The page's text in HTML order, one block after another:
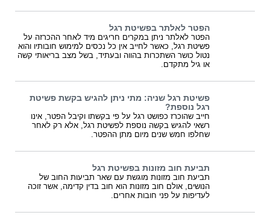
הפטר לאלתר בפשיטת רגל
הפטר לאלתר ניתן במקרים חריגים מיד לאחר ההכרזה על
פשיטת רגל, כאשר לחייב אין כל נכסים למימוש חובותיו והוא
נטול כושר השתכרות בהווה ובעתיד, בשל מצב בריאותי קשה
או גיל מתקדם.
פשיטת רגל שניה: מתי ניתן להגיש בקשת פשיטת
רגל נוספת?
חייב שהוכרז כפושט רגל על פי בקשתו וקיבל הפטר, אינו
רשאי להגיש בקשה נוספת לפשיטת רגל, אלא רק לאחר
שחלפו חמש שנים מיום מתן ההפטר.
תביעת חוב מזונות בפשיטת רגל
תביעת חוב מזונות מוגשת עם שאר תביעות החוב של
הנושים, אולם חוב מזונות הוא חוב בדין קדימה, אשר זוכה
לעדיפות על פני חובות אחרים.